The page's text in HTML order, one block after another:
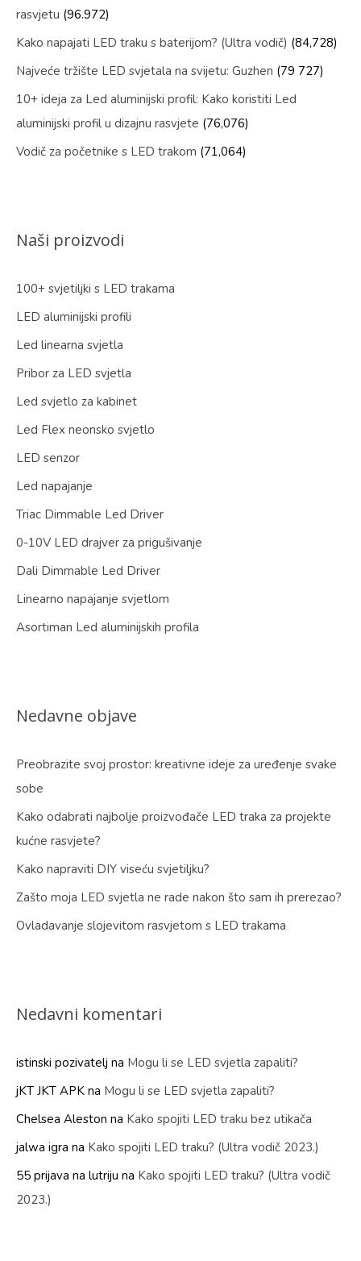
rasvjetu (96.972)
Kako napajati LED traku s baterijom? (Ultra vodič) (84,728)
Najveće tržište LED svjetala na svijetu: Guzhen (79 727)
10+ ideja za Led aluminijski profil: Kako koristiti Led
aluminijski profil u dizajnu rasvjete (76,076)
Vodič za početnike s LED trakom (71,064)
Naši proizvodi
100+ svjetiljki s LED trakama
LED aluminijski profili
Led linearna svjetla
Pribor za LED svjetla
Led svjetlo za kabinet
Led Flex neonsko svjetlo
LED senzor
Led napajanje
Triac Dimmable Led Driver
0-10V LED drajver za prigušivanje
Dali Dimmable Led Driver
Linearno napajanje svjetlom
Asortiman Led aluminijskih profila
Nedavne objave
Preobrazite svoj prostor: kreativne ideje za uređenje svake
sobe
Kako odabrati najbolje proizvođače LED traka za projekte
kućne rasvjete?
Kako napraviti DIY viseću svjetiljku?
Zašto moja LED svjetla ne rade nakon što sam ih prerezao?
Ovladavanje slojevitom rasvjetom s LED trakama
Nedavni komentari
istinski pozivatelj na Mogu li se LED svjetla zapaliti?
jKT JKT APK na Mogu li se LED svjetla zapaliti?
Chelsea Aleston na Kako spojiti LED traku bez utikača
jalwa igra na Kako spojiti LED traku? (Ultra vodič 2023.)
55 prijava na lutriju na Kako spojiti LED traku? (Ultra vodič
2023.)